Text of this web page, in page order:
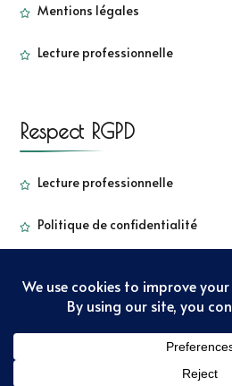
Mentions légales
Lecture professionnelle
Respect RGPD
Lecture professionnelle
Politique de confidentialité
Copyright - Sorbetkiwi - 2022
confidentialité